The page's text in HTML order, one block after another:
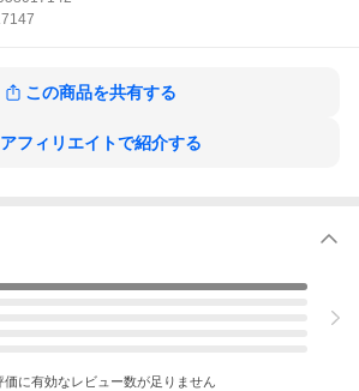
この商品を共有する
アフィリエイトで紹介する
価に有効なレビュー数が足りません